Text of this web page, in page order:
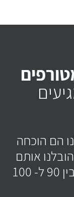
הם הוכחה
אותם
מכישלונות להצלחה מסחררת בין 90 ל- 100